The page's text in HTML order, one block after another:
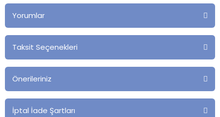
Yorumlar
Taksit Seçenekleri
Önerileriniz
İptal İade Şartları